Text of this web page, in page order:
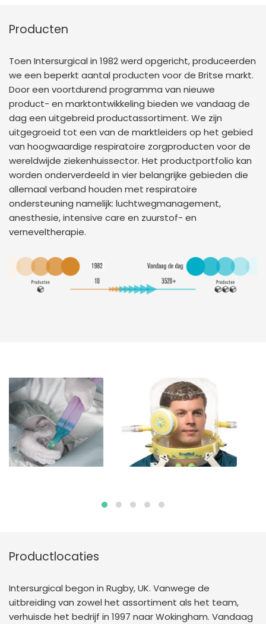
Producten
Toen Intersurgical in 1982 werd opgericht, produceerden
we een beperkt aantal producten voor de Britse markt.
Door een voortdurend programma van nieuwe
product- en marktontwikkeling bieden we vandaag de
dag een uitgebreid productassortiment. We zijn
uitgegroeid tot een van de marktleiders op het gebied
van hoogwaardige respiratoire zorgproducten voor de
wereldwijde ziekenhuissector. Het productportfolio kan
worden onderverdeeld in vier belangrijke gebieden die
allemaal verband houden met respiratoire
ondersteuning namelijk: luchtwegmanagement,
anesthesie, intensive care en zuurstof- en
verneveltherapie.
Productlocaties
Intersurgical begon in Rugby, UK. Vanwege de
uitbreiding van zowel het assortiment als het team,
verhuisde het bedrijf in 1997 naar Wokingham. Vandaag